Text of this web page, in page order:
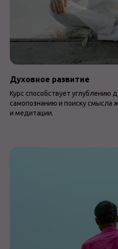
Духовное развитие
Курс способствует углублению
самопознанию и поиску смысла
и медитации.